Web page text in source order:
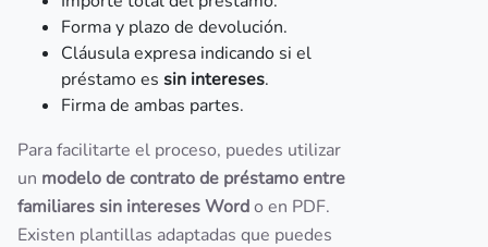
Forma y plazo de devolución.
Cláusula expresa indicando si el
préstamo es sin intereses.
Firma de ambas partes.
Para facilitarte el proceso, puedes utilizar
un modelo de contrato de préstamo entre
familiares sin intereses Wordo en PDF.
Existen plantillas adaptadas que puedes